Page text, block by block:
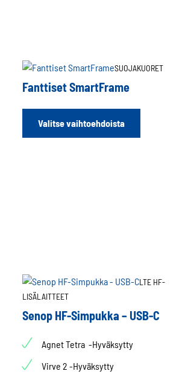
SUOJAKUORET
Fanttiset SmartFrame
Valitse vaihtoehdoista
LTE HF-
LISÄLAITTEET
Senop HF-Simpukka – USB-C
Agnet Tetra -Hyväksytty
Virve 2 -Hyväksytty